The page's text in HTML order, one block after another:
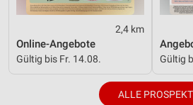
2,4 km
Online-Angebote
Gültig bis Fr. 14.08. Gültig
ALLE
Geräte anhand von aktiv
Nicht-IAB-Verarbeitungszwecke:
Notwendig